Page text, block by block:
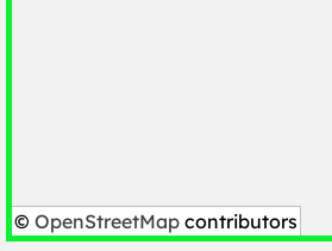
© OpenStreetMap contributors